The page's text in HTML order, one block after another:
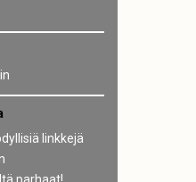
linkkejä
parhaat!